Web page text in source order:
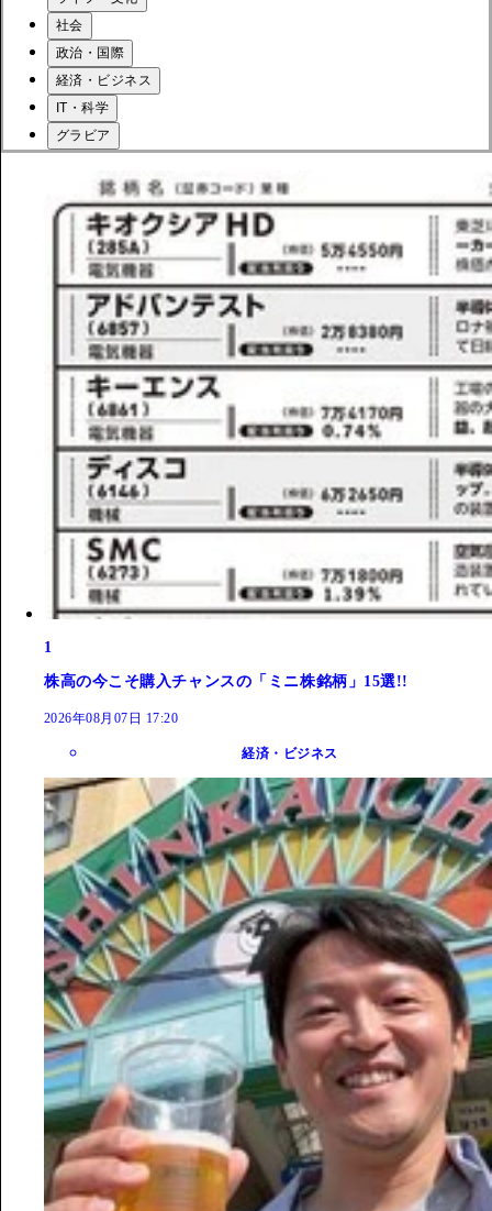
社会
政治・国際
経済・ビジネス
IT・科学
グラビア
1
株高の今こそ購入チャンスの「ミニ株銘柄」15選!!
2026年08月07日 17:20
経済・ビジネス